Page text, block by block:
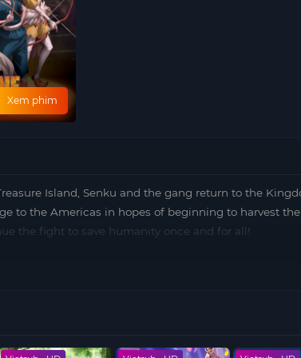
Xem phim
Island, Senku and the gang return to the
to the Americas in hopes of beginning to harvest
the fight to save humanity once and for all!